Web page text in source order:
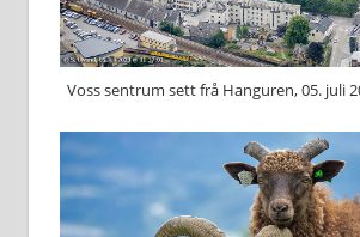
Voss sentrum sett frå Hanguren, 05. juli